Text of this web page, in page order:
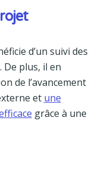
d’un suivi des
plus, il en
de l’avancement
et une
grâce à une